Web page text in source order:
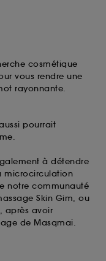
cosmétique
vous rendre une
rayonnante.
pourrait
à détendre
microcirculation
notre communauté
Skin Gim, ou
après avoir
de Masqmai.